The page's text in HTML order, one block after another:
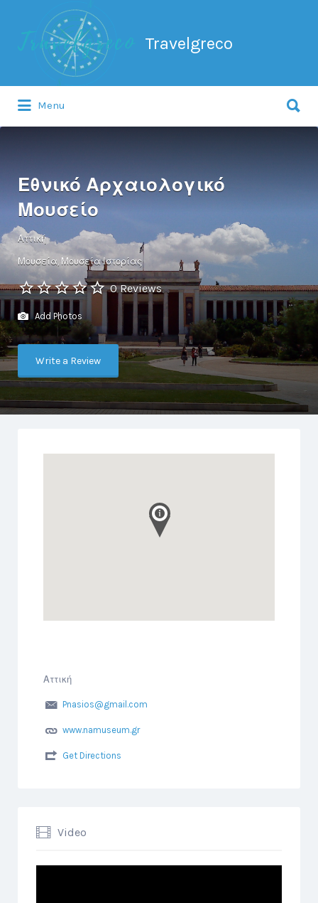
Travelgreco
Search
Menu
for:
Εθνικό Αρχαιολογικό
Μουσείο
Αττική
Μουσεία Μουσεία Ιστορίας
0 Reviews
Add Photos
Write a Review
Αττική
Pnasios@gmail.com
www.namuseum.gr
Get Directions
Video